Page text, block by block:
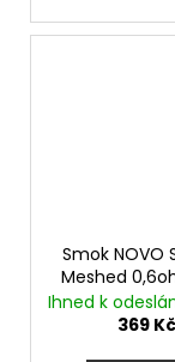
Smok NOVO
Meshed
3ks
Ihned k
369 Kč